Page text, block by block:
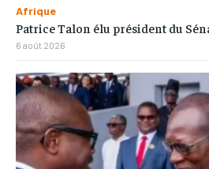
Afrique
Patrice Talon élu président du
6 août 2026